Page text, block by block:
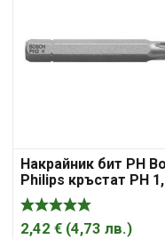
Накрайник бит PH
Philips кръстат PH 1,
1/4″, 51 мм, Extra Hard
2,42 € (4,73 лв.)